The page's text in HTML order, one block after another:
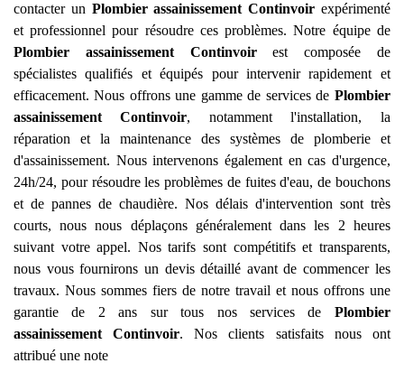
contacter un Plombier assainissement Continvoir expérimenté
et professionnel pour résoudre ces problèmes. Notre équipe de
Plombier assainissement
Continvoirest composée de
spécialistes qualifiés et équipés pour intervenir rapidement et
efficacement. Nous offrons une gamme de services de Plombier
assainissement
Continvoir, notamment l'installation, la
réparation et la maintenance des systèmes de plomberie et
d'assainissement. Nous intervenons également en cas d'urgence,
24h/24, pour résoudre les problèmes de fuites d'eau, de bouchons
et de pannes de chaudière. Nos délais d'intervention sont très
courts, nous nous déplaçons généralement dans les 2 heures
suivant votre appel. Nos tarifs sont compétitifs et transparents,
nous vous fournirons un devis détaillé avant de commencer les
travaux. Nous sommes fiers de notre travail et nous offrons une
garantie de 2 ans sur tous nos services de Plombier
assainissement
Continvoir. Nos clients satisfaits nous ont
attribué une note